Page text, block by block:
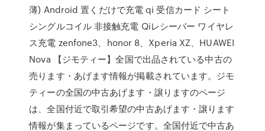
薄) Android 置くだけで充電 qi 受信カード シート
シングルコイル 非接触充電 Qiレシーバー ワイヤレ
ス充電 zenfone3、honor 8、Xperia XZ、HUAWEI
Nova 【ジモティー】全国で出品されている中古の
売ります・あげます情報が掲載されています。ジモ
ティーの全国の中古あげます・譲りますのページ
は、全国付近で取引希望の中古あげます・譲ります
情報が集まっているページです。全国付近で中古あ